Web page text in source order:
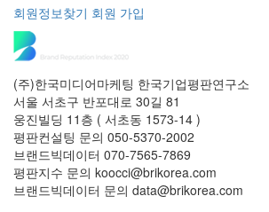
회원정보찾기 회원 가입
(주)한국미디어마케팅 한국기업평판연구소
서울 서초구 반포대로 30길 81
웅진빌딩 11층 ( 서초동 1573-14 )
평판컨설팅 문의 050-5370-2002
브랜드빅데이터 070-7565-7869
평판지수 문의 koocci@brikorea.com
브랜드빅데이터 문의 data@brikorea.com